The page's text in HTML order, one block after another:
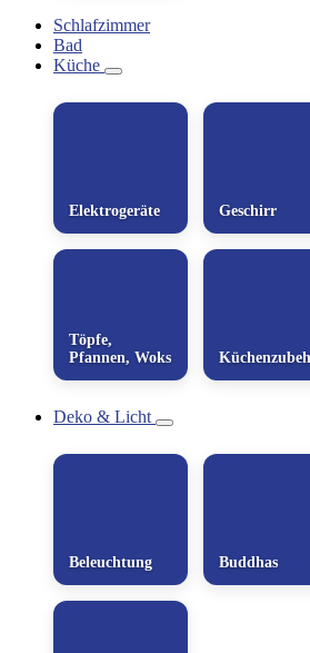
Schlafzimmer
Bad
Küche
Elektrogeräte Geschirr
Töpfe,
Pfannen, Woks
Deko & Licht
Beleuchtung Buddhas